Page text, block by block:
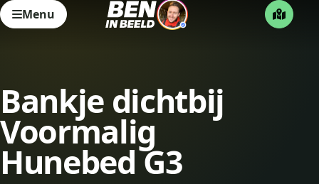
Menu
Bankje dichtbij
Voormalig
Hunebed G3